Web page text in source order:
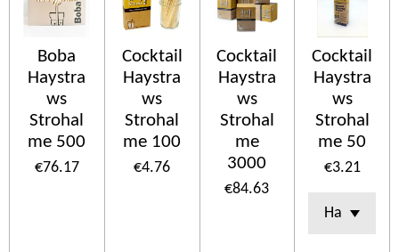
Boba
Haystra
ws
Strohal
me 500
€76.17
Cocktail
Haystra
ws
Strohal
me 100
€4.76
Cocktail
Haystra
ws
Strohal
me
3000
€84.63
Cocktail
Haystra
ws
Strohal
me 50
€3.21